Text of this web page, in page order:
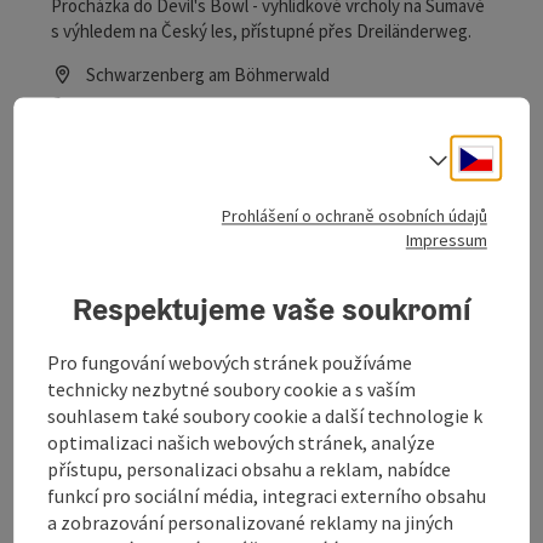
Procházka do Devil's Bowl - vyhlídkové vrcholy na Šumavě
s výhledem na Český les, přístupné přes Dreiländerweg.
Schwarzenberg am Böhmerwald
telefon
+43 5 07263-200
otevřít
Označit příspěvek: Tkalcovna koberců Hoheneder
Rodinný podnik se nachází na jižním svahu Šumavy s
nádherným výhledem na alpské podhůří. Členové rodiny
zde na ručních tkalcovských stavech vyrábějí koberce na
míru z ovčí vlny, bavlny, vlasu a směsí materiálů.
Schwarzenberg am Böhmerwald
telefon
+43 664 73727768
Otevírací doba
na další stranu 1 2
Cesky
Volba
Prohlášení o ochraně osobních údajů
Impressum
Respektujeme vaše soukromí
Pro fungování webových stránek používáme
technicky nezbytné soubory cookie a s vaším
souhlasem také soubory cookie a další technologie k
optimalizaci našich webových stránek, analýze
přístupu, personalizaci obsahu a reklam, nabídce
funkcí pro sociální média, integraci externího obsahu
a zobrazování personalizované reklamy na jiných